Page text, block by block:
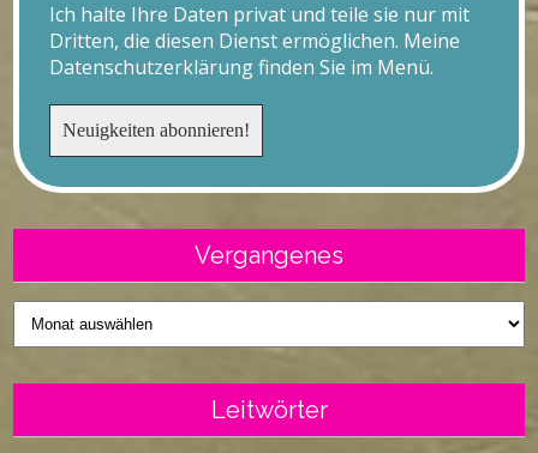
Ich halte Ihre Daten privat und teile sie nur mit
Dritten, die diesen Dienst ermöglichen. Meine
Datenschutzerklärung finden Sie im Menü.
Vergangenes
Vergangenes
Leitwörter